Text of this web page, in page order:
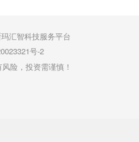
汇智科技服务平台
号-2
险，投资需谨慎！